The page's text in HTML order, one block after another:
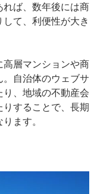
ば、数年後には商
て、利便性が大き
層マンションや商
自治体のウェブサ
、地域の不動産会
することで、長期
ます。